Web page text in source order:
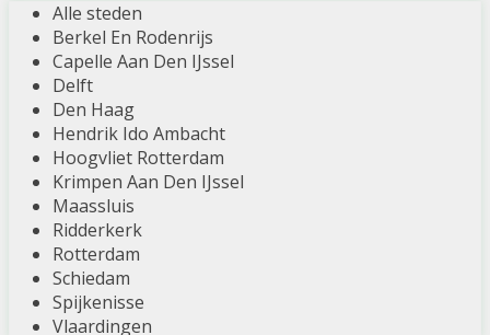
Alle steden
Berkel En Rodenrijs
Capelle Aan Den IJssel
Delft
Den Haag
Hendrik Ido Ambacht
Hoogvliet Rotterdam
Krimpen Aan Den IJssel
Maassluis
Ridderkerk
Rotterdam
Schiedam
Spijkenisse
Vlaardingen